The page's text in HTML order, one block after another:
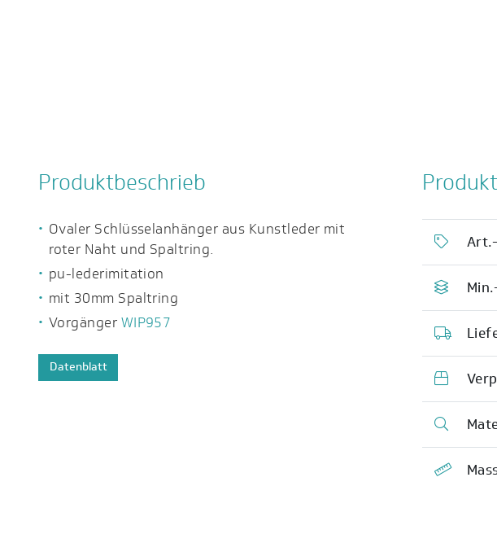
Produktbeschrieb
Ovaler Schlüsselanhänger aus Kunstleder mit
roter Naht und Spaltring.
pu-lederimitation
mit 30mm Spaltring
Vorgänger WIP957
Datenblatt